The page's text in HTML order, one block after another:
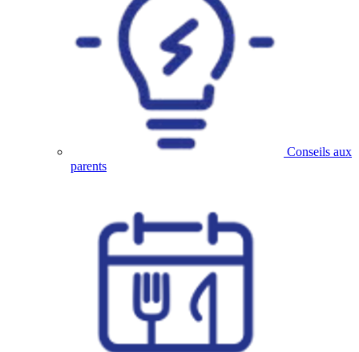
Conseils aux
parents